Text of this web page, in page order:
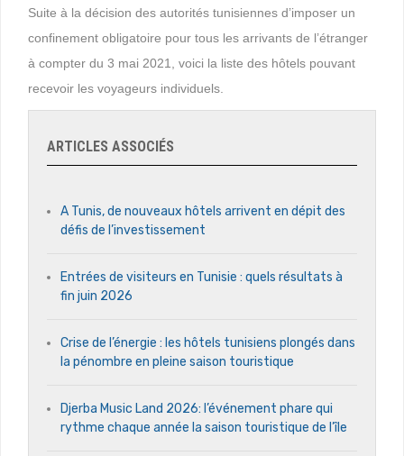
Suite à la décision des autorités tunisiennes d’imposer un
confinement obligatoire pour tous les arrivants de l’étranger
à compter du 3 mai 2021, voici la liste des hôtels pouvant
recevoir les voyageurs individuels.
ARTICLES ASSOCIÉS
A Tunis, de nouveaux hôtels arrivent en dépit des
défis de l’investissement
Entrées de visiteurs en Tunisie : quels résultats à
fin juin 2026
Crise de l’énergie : les hôtels tunisiens plongés dans
la pénombre en pleine saison touristique
Djerba Music Land 2026: l’événement phare qui
rythme chaque année la saison touristique de l’île